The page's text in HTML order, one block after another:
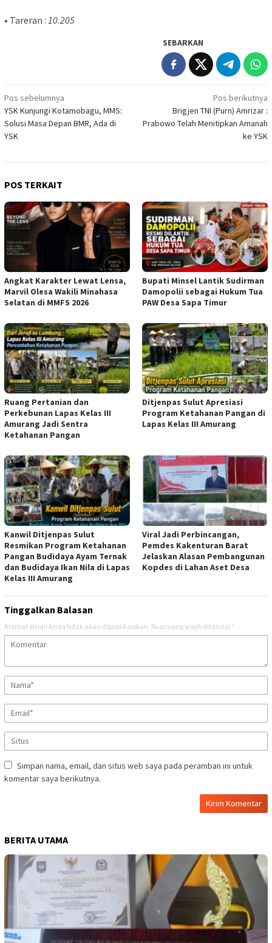
• Tareran : 10.205
SEBARKAN
Navigasi
pos
Pos sebelumnya
YSK Kunjungi Kotamobagu, MMS:
Solusi Masa Depan BMR, Ada di
YSK
Pos berikutnya
Brigjen TNI (Purn) Amrizar :
Prabowo Telah Menitipkan Amanah
ke YSK
POS TERKAIT
Angkat Karakter Lewat Lensa,
Marvil Olesa Wakili Minahasa
Selatan di MMFS 2026
Bupati Minsel Lantik Sudirman
Damopolii sebagai Hukum Tua
PAW Desa Sapa Timur
Ruang Pertanian dan
Perkebunan Lapas Kelas III
Amurang Jadi Sentra
Ketahanan Pangan
Ditjenpas Sulut Apresiasi
Program Ketahanan Pangan di
Lapas Kelas III Amurang
Kanwil Ditjenpas Sulut
Resmikan Program Ketahanan
Pangan Budidaya Ayam Ternak
dan Budidaya Ikan Nila di Lapas
Kelas III Amurang
Viral Jadi Perbincangan,
Pemdes Kakenturan Barat
Jelaskan Alasan Pembangunan
Kopdes di Lahan Aset Desa
Tinggalkan Balasan
Alamat email Anda tidak akan dipublikasikan. Ruas yang wajib ditandai *
Simpan nama, email, dan situs web saya pada peramban ini untuk
komentar saya berikutnya.
BERITA UTAMA